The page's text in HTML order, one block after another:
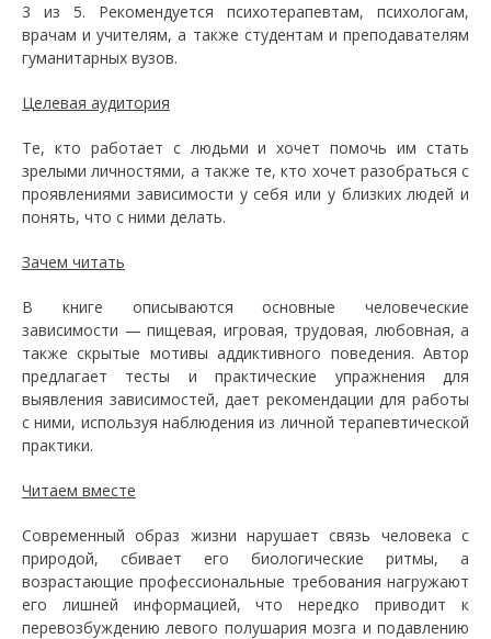
3 из 5. Рекомендуется психотерапевтам, психологам,
врачам и учителям, а также студентам и преподавателям
гуманитарных вузов.
Целевая аудитория
Те, кто работает с людьми и хочет помочь им стать
зрелыми личностями, а также те, кто хочет разобраться с
проявлениями зависимости у себя или у близких людей и
понять, что с ними делать.
Зачем читать
В книге описываются основные человеческие
зависимости — пищевая, игровая, трудовая, любовная, а
также скрытые мотивы аддиктивного поведения. Автор
предлагает тесты и практические упражнения для
выявления зависимостей, дает рекомендации для работы
с ними, используя наблюдения из личной терапевтической
практики.
Читаем вместе
Современный образ жизни нарушает связь человека с
природой, сбивает его биологические ритмы, а
возрастающие профессиональные требования нагружают
его лишней информацией, что нередко приводит к
перевозбуждению левого полушария мозга и подавлению